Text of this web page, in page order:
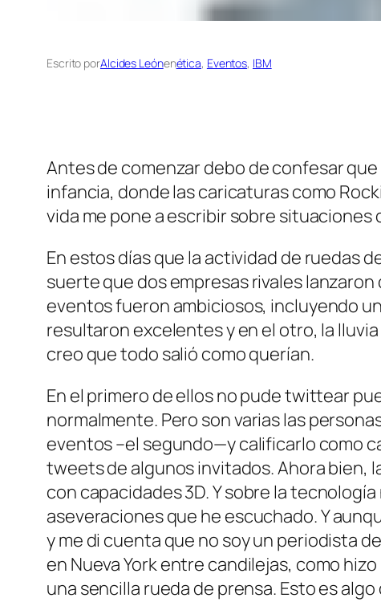
Escrito porAlcides Leónenética, Eventos, IBM
Antes de comenzar debo de confesar
infancia, donde las caricaturas como
vida me pone a escribir sobre
En estos días que la actividad de ruedas
suerte que dos empresas rivales
eventos fueron ambiciosos, incluyendo
resultaron excelentes y en el otro, la
creo que todo salió como querían.
En el primero de ellos no pude twittear
normalmente. Pero son varias las
eventos –el segundo—y calificarlo como
tweets de algunos invitados. Ahora bien,
con capacidades 3D. Y sobre la
aseveraciones que he escuchado. Y
y me di cuenta que no soy un periodista
en Nueva York entre candilejas, como
una sencilla rueda de prensa. Esto es